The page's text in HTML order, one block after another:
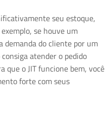
seu estoque,
se houve um
demanda do cliente por um
atender o pedido
que o JIT funcione bem, você
forte com seus